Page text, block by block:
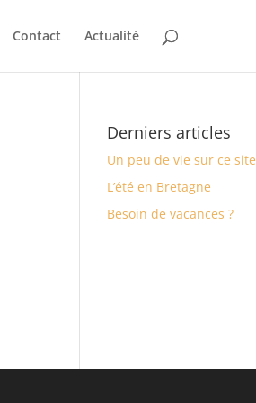
Contact Actualité
Derniers articles
Un peu de vie sur ce site
L’été en Bretagne
Besoin de vacances ?